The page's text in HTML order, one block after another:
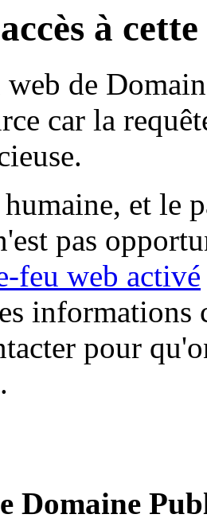
à
de
car la
et le
pas
feu web activé
informations
pour
Domaine